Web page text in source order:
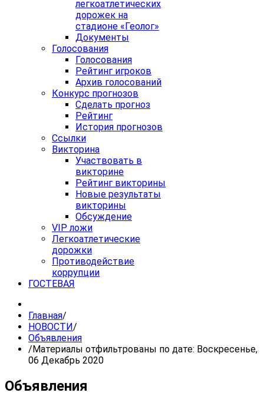
легкоатлетических
дорожек на
стадионе «Геолог»
Документы
Голосования
Голосования
Рейтинг игроков
Архив голосований
Конкурс прогнозов
Сделать прогноз
Рейтинг
История прогнозов
Ссылки
Викторина
Участвовать в
викторине
Рейтинг викторины
Новые результаты
викторины
Обсуждение
VIP ложи
Легкоатлетические
дорожки
Противодействие
коррупции
ГОСТЕВАЯ
Главная/
НОВОСТИ/
Объявления
/ Материалы отфильтрованы по дате: Воскресенье,
06 Декабрь 2020
Объявления